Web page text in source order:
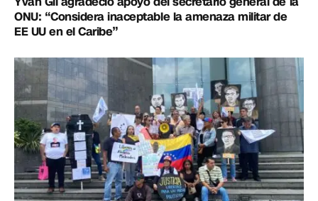
ONU: “Considera inaceptable la amenaza militar de
EE UU en el Caribe”